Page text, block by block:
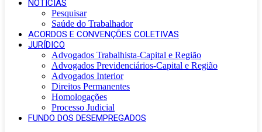
NOTÍCIAS
Pesquisar
Saúde do Trabalhador
ACORDOS E CONVENÇÕES COLETIVAS
JURÍDICO
Advogados Trabalhista-Capital e Região
Advogados Previdenciários-Capital e Região
Advogados Interior
Direitos Permanentes
Homologações
Processo Judicial
FUNDO DOS DESEMPREGADOS